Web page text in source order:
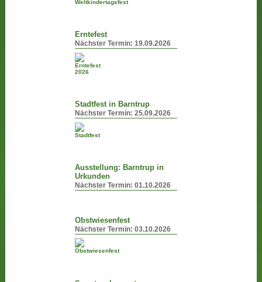
Erntefest
Nächster Termin:19.09.2026
Stadtfest in Barntrup
Nächster Termin:25.09.2026
Ausstellung: Barntrup in
Urkunden
Nächster Termin:01.10.2026
Obstwiesenfest
Nächster Termin:03.10.2026